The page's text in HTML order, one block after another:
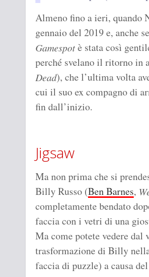
Almeno fino a ieri, quando
gennaio del 2019 e, anche
Gamespotè stata così
perché svelano il ritorno in
Dead), che l’ultima volta
cui il suo ex compagno di
fin dall’inizio.
Jigsaw
Ma non prima che si
Billy Russo (Ben Barnes,
completamente bendato
faccia con i vetri di una
Ma come potete vedere
trasformazione di Billy
faccia di puzzle) a causa